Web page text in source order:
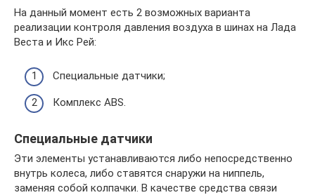
На данный момент есть 2 возможных варианта
реализации контроля давления воздуха в шинах на Лада
Веста и Икс Рей:
Специальные датчики;
Комплекс ABS.
Специальные датчики
Эти элементы устанавливаются либо непосредственно
внутрь колеса, либо ставятся снаружи на ниппель,
заменяя собой колпачки. В качестве средства связи